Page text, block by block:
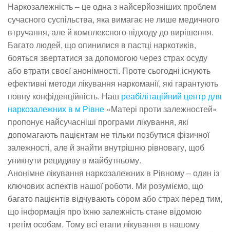
Наркозалежність – це одна з найсерйозніших проблем
сучасного суспільства, яка вимагає не лише медичного
втручання, але й комплексного підходу до вирішення.
Багато людей, що опинилися в пастці наркотиків,
бояться звертатися за допомогою через страх осуду
або втрати своєї анонімності. Проте сьогодні існують
ефективні методи лікування наркоманії, які гарантують
повну конфіденційність. Наш реабілітаційний центр для
наркозалежних в м Рівне «Матері проти залежностей»
пропонує найсучасніші програми лікування, які
допомагають пацієнтам не тільки позбутися фізичної
залежності, але й знайти внутрішню рівновагу, щоб
уникнути рецидиву в майбутньому.
Анонімне лікування наркозалежних в Рівному – один із
ключових аспектів нашої роботи. Ми розуміємо, що
багато пацієнтів відчувають сором або страх перед тим,
що інформація про їхню залежність стане відомою
третім особам. Тому всі етапи лікування в нашому